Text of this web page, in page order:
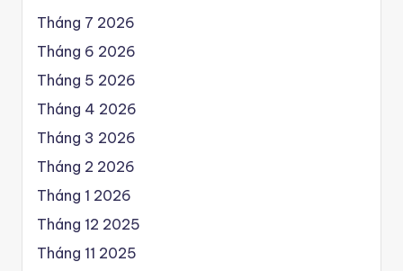
Tháng 7 2026
Tháng 6 2026
Tháng 5 2026
Tháng 4 2026
Tháng 3 2026
Tháng 2 2026
Tháng 1 2026
Tháng 12 2025
Tháng 11 2025